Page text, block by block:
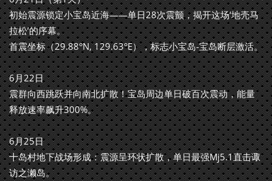
初始震源锁定小宝岛近海——单日28次震颤，揭开这场‘地壳马
拉松’的序幕。
首震坐标（29.88°N, 129.63°E），标志小宝岛-宝岛断层激活。
6月22日
震群向西跳跃并向南北扩散！宝岛周边单日破百次震动，能量
释放速率飙升300%。
6月25日
十岛村地下战场形成：震源呈环状扩散，单日最强Mj5.1直击诹
访之濑岛。